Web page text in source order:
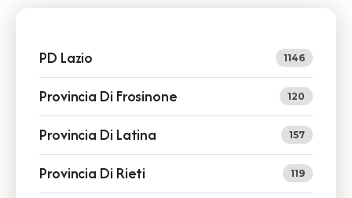
PD Lazio 1146
Provincia Di Frosinone 120
Provincia Di Latina 157
Provincia Di Rieti 119